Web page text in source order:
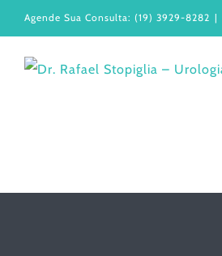
para
Agende Sua Consulta: (19) 3929-8282 |